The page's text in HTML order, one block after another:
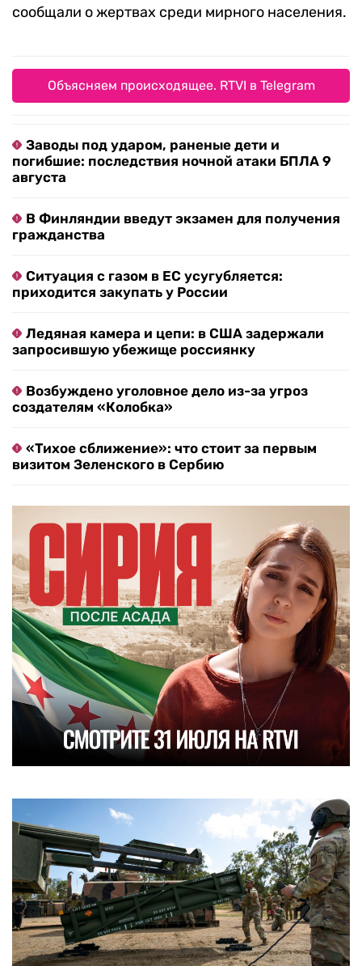
сообщали о жертвах среди мирного населения.
Объясняем происходящее. RTVI в Telegram
Заводы под ударом, раненые дети и
погибшие: последствия ночной атаки БПЛА 9
августа
В Финляндии введут экзамен для получения
гражданства
Ситуация с газом в ЕС усугубляется:
приходится закупать у России
Ледяная камера и цепи: в США задержали
запросившую убежище россиянку
Возбуждено уголовное дело из-за угроз
создателям «Колобка»
«Тихое сближение»: что стоит за первым
визитом Зеленского в Сербию